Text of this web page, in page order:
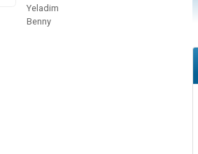
Yeladim
Benny